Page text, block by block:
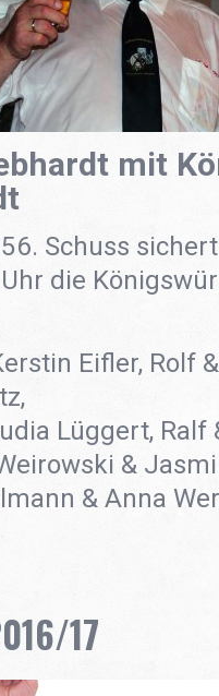
mit
Schuss
die
Eifler, Rolf
Lüggert, Ralf
&
& Anna
17